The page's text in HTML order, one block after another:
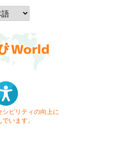
シビリティの向上に
います。